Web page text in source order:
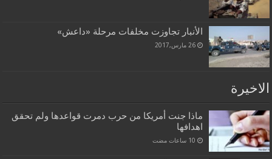
الأنبار تجاوزت مخلفات مرحلة «داعش»
26 مارس,2017
الاخيرة
ماذا جنت أمريكا من حرب دمرت قواعدها ولم تحقق
اهدافها